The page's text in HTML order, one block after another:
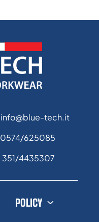
info@blue-tech.it
0574/625085
351/4435307
POLICY